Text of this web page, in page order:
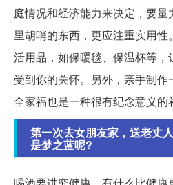
庭情况和经济能力来决定，要
里胡哨的东西，更应注重实用
活用品，如保暖毯、保温杯等
受到你的关怀。另外，亲手制
全家福也是一种很有纪念意义的
第一次去女朋友家，送老丈
是梦之蓝呢?